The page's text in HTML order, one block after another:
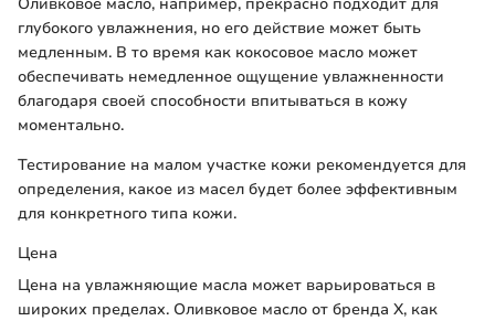
глубокого увлажнения, но его действие может быть
медленным. В то время как кокосовое масло может
обеспечивать немедленное ощущение увлажненности
благодаря своей способности впитываться в кожу
моментально.
Тестирование на малом участке кожи рекомендуется для
определения, какое из масел будет более эффективным
для конкретного типа кожи.
Цена
Цена на увлажняющие масла может варьироваться в
широких пределах. Оливковое масло от бренда X, как